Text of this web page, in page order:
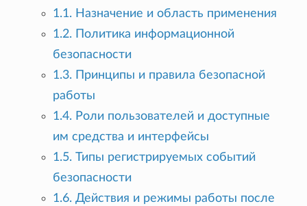
1.1. Назначение и область применения
1.2. Политика информационной
безопасности
1.3. Принципы и правила безопасной
работы
1.4. Роли пользователей и доступные
им средства и интерфейсы
1.5. Типы регистрируемых событий
безопасности
1.6. Действия и режимы работы после